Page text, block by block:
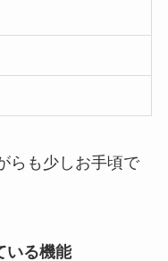
らも少しお手頃で
いる機能